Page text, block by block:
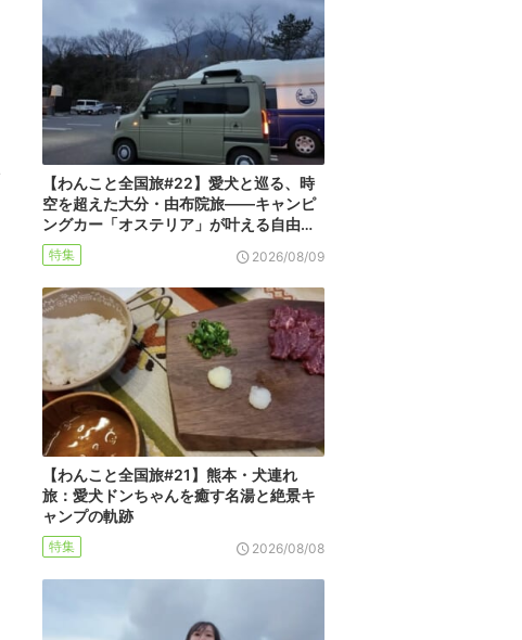
【わんこと全国旅#22】愛犬と巡る、時
空を超えた大分・由布院旅――キャンピ
ングカー「オステリア」が叶える自由…
特集 2026/08/09
【わんこと全国旅#21】熊本・犬連れ
旅：愛犬ドンちゃんを癒す名湯と絶景キ
ャンプの軌跡
特集 2026/08/08